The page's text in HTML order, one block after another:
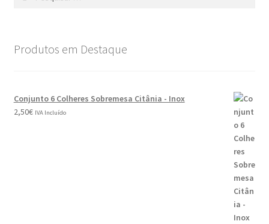
Produtos em Destaque
Conjunto 6 Colheres Sobremesa Citânia - Inox
2,50€ IVA Incluído